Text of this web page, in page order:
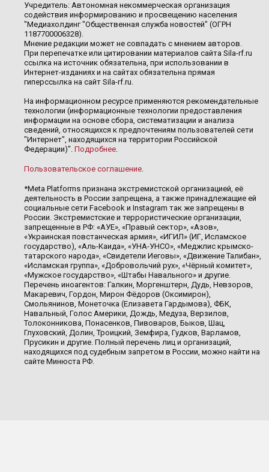
Учредитель: Автономная некоммерческая организация
содействия информированию и просвещению населения
"Медиахолдинг "Общественная служба новостей" (ОГРН
1187700006328).
Мнение редакции может не совпадать с мнением авторов.
При перепечатке или цитировании материалов сайта Sila-rf.ru
ссылка на источник обязательна, при использовании в
Интернет-изданиях и на сайтах обязательна прямая
гиперссылка на сайт Sila-rf.ru.
На информационном ресурсе применяются рекомендательные
технологии (информационные технологии предоставления
информации на основе сбора, систематизации и анализа
сведений, относящихся к предпочтениям пользователей сети
"Интернет", находящихся на территории Российской
Федерации)". Подробнее.
Пользовательское соглашение.
*Meta Platforms признана экстремистской организацией, её
деятельность в России запрещена, а также принадлежащие ей
социальные сети Facebook и Instagram так же запрещены в
России. Экстремистские и террористические организации,
запрещенные в РФ: «АУЕ», «Правый сектор», «Азов»,
«Украинская повстанческая армия», «ИГИЛ» (ИГ, Исламское
государство), «Аль-Каида», «УНА-УНСО», «Меджлис крымско-
татарского народа», «Свидетели Иеговы», «Движение Талибан»,
«Исламская группа», «Добровольчий рух», «Чёрный комитет»,
«Мужское государство», «Штабы Навального» и другие.
Перечень иноагентов: Галкин, Моргенштерн, Дудь, Невзоров,
Макаревич, Гордон, Мирон Фёдоров (Оксимирон),
Смольянинов, Монеточка (Елизавета Гардымова), ФБК,
Навальный, Голос Америки, Дождь, Медуза, Верзилов,
Толоконникова, Понасенков, Пивоваров, Быков, Шац,
Глуховский, Долин, Троицкий, Земфира, Гудков, Варламов,
Прусикин и другие. Полный перечень лиц и организаций,
находящихся под судебным запретом в России, можно найти на
сайте Минюста РФ.